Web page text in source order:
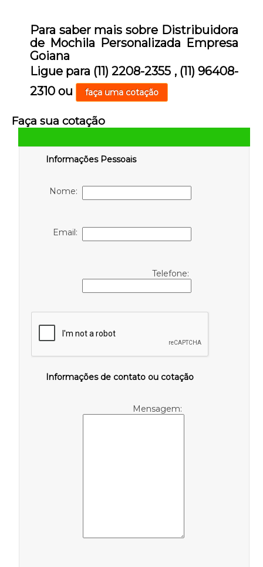
Para saber mais sobre Distribuidora
de Mochila Personalizada Empresa
Goiana
Ligue para (11) 2208-2355 , (11) 96408-
2310 ou faça uma cotação
Faça sua cotação
Informações Pessoais
Nome:
Email:
Telefone:
Informações de contato ou cotação
Mensagem: